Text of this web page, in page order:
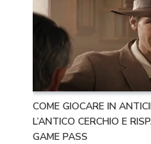
COME GIOCARE IN
L’ANTICO CERCHIO E
GAME PASS